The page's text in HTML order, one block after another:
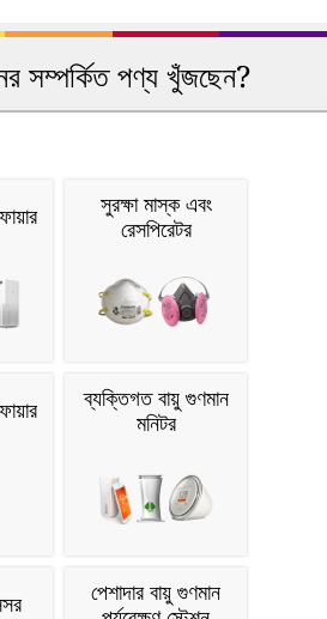
সম্পর্কিত পণ্য খুঁজছেন?
সুরক্ষা মাস্ক এবং
রেসপিরেটর
ব্যক্তিগত বায়ু গুণমান
মনিটর
পেশাদার বায়ু গুণমান